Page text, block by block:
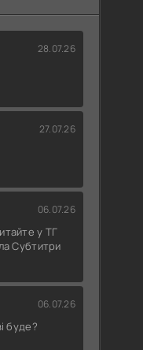
28.07.26
27.07.26
06.07.26
у ТГ
Субтитри
06.07.26
буде?